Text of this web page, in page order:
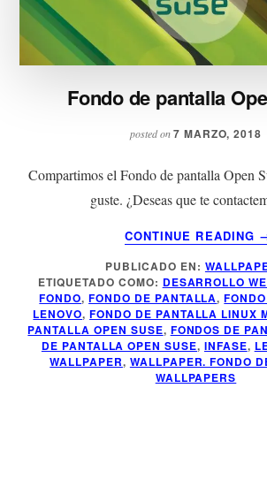
Fondo de pantalla
posted on7 MARZO, 2018
Compartimos el Fondo de pantalla Open
guste. ¿Deseas que te
CONTINUE READING
PUBLICADO EN:
ETIQUETADO COMO: DESARROLLO
FONDO,FONDO DE PANTALLA,
LENOVO,FONDO DE PANTALLA LINUX
PANTALLA OPEN SUSE, FONDOS DE
DE PANTALLA OPEN SUSE, INFASE,
WALLPAPER, WALLPAPER. FONDO
WALLPAPERS